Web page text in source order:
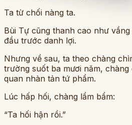
Ta từ chối nàng ta.
Bùi Tự cũng thanh cao như
đầu trước danh lợi.
Nhưng về sau, ta theo chàng
trường suốt ba mươi năm,
quan nhàn tản tứ phẩm.
Lúc hấp hối, chàng lẩm bẩm:
“Ta hối hận rồi.”